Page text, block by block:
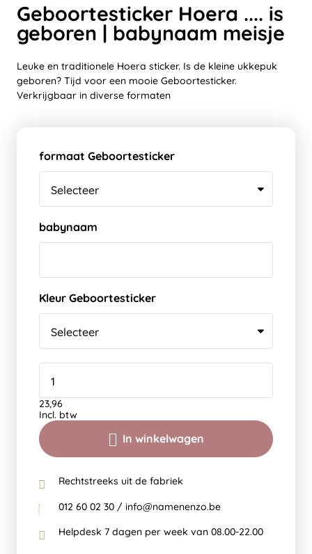
Geboortesticker Hoera .... is
geboren | babynaam meisje
Leuke en traditionele Hoera sticker. Is de kleine ukkepuk
geboren? Tijd voor een mooie Geboortesticker.
Verkrijgbaar in diverse formaten
formaat Geboortesticker
babynaam
Kleur Geboortesticker
In winkelwagen
23,96
Incl. btw
Rechtstreeks uit de fabriek
012 60 02 30 / info@namenenzo.be
Helpdesk 7 dagen per week van 08.00-22.00